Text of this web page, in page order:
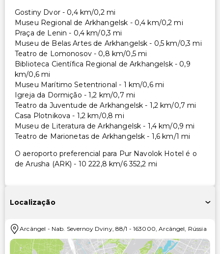
Gostiny Dvor - 0,4 km/0,2 mi
Museu Regional de Arkhangelsk - 0,4 km/0,2 mi
Praça de Lenin - 0,4 km/0,3 mi
Museu de Belas Artes de Arkhangelsk - 0,5 km/0,3 mi
Teatro de Lomonosov - 0,8 km/0,5 mi
Biblioteca Científica Regional de Arkhangelsk - 0,9
km/0,6 mi
Museu Marítimo Setentrional - 1 km/0,6 mi
Igreja da Dormição - 1,2 km/0,7 mi
Teatro da Juventude de Arkhangelsk - 1,2 km/0,7 mi
Casa Plotnikova - 1,2 km/0,8 mi
Museu de Literatura de Arkhangelsk - 1,4 km/0,9 mi
Teatro de Marionetas de Arkhangelsk - 1,6 km/1 mi
O aeroporto preferencial para Pur Navolok Hotel é o
de Arusha (ARK) - 10 222,8 km/6 352,2 mi
Localização
Arcângel - Nab. Severnoy Dviny, 88/1 -163000 ,Arcângel Rússia